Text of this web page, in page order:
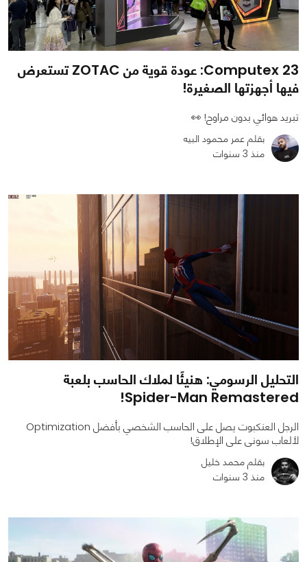
2601
0
Computex 23: عودة قوية من ZOTAC تستعرض
فيها أجهزتها الصغيرة!
تبريد هوائي بدون مراوح! 👀
بقلم عمر محمود البيه
منذ 3 سنوات
التحليل الرسومي: هنيئًا لملاك الحاسب بلعبة
Spider-Man Remastered!
الرجل العنكبوت يصل على الحاسب الشخصي بأفضل Optimization
لألعاب سونى على الإطلاق!
بقلم محمد خليل
منذ 3 سنوات